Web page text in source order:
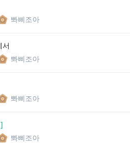
뽜삐조아
서
뽜삐조아
뽜삐조아
]
뽜삐조아